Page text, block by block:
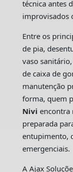
técnica antes
improvisados
Entre os
de pia,
vaso
de caixa de
manutenção
forma, quem
Nivi encontra
preparada
entupimento,
emergenciais.
A Ajax